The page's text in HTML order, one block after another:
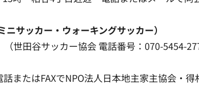
サッカー・ウォーキングサッカー）
田谷サッカー協会 電話番号：070-5454-
たはFAXでNPO法人日本地主家主協会・得